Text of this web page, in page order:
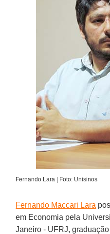
Fernando Lara | Foto: Unisinos
Fernando Maccari Lara
em Economia pela
Janeiro - UFRJ,